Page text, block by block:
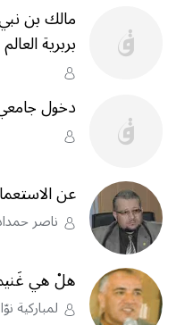
مالك بن
بربرية
دخول
عن
ناصر
هلْ هي
لمباركية